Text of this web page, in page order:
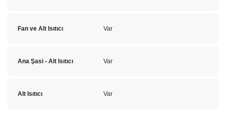
Fan ve Alt Isıtıcı Var
Ana Şasi - Alt Isıtıcı Var
Alt Isıtıcı Var